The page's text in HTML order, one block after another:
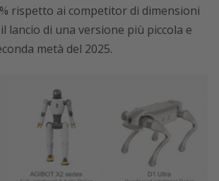
rispetto ai competitor di dimensioni
lancio di una versione più piccola e
metà del 2025.